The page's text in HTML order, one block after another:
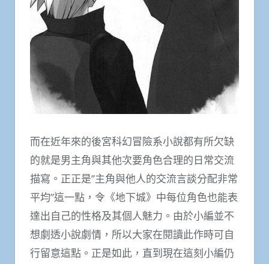
而在近年來的後宮科幻冒險系小說都有所欠缺
的就是男主角與其他次要角色合理的日常交流
描寫。正正是”主角與他人的交流言談分配非常
平均”這一點，令《地下城》中每位角色也能表
達出自己的性格及其個人魅力。由於小編並不
想劇透小說劇情，所以大家在閱讀此作時可自
行留意這點。正是如此，直到現在這刻小編仍